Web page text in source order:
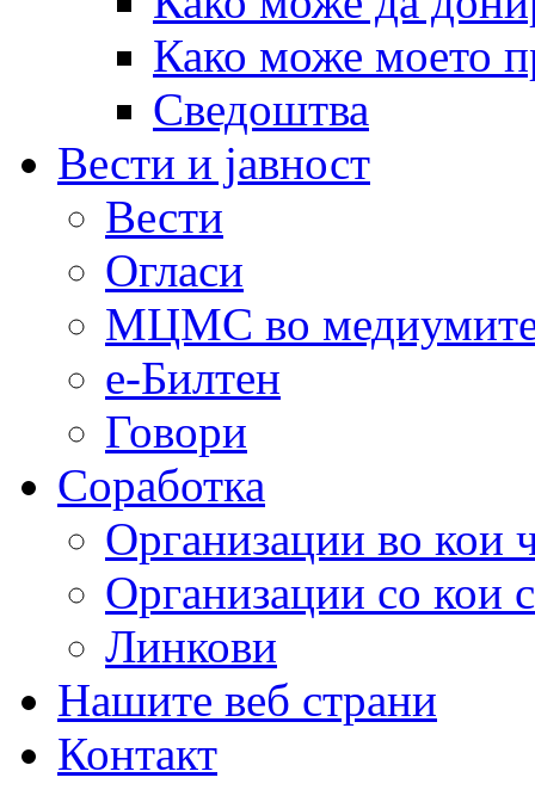
Како може моето
Сведоштва
Вести и јавност
Вести
Огласи
МЦМС во
е-Билтен
Говори
Соработка
Организации во кои
Организации со кои
Линкови
Нашите веб страни
Контакт